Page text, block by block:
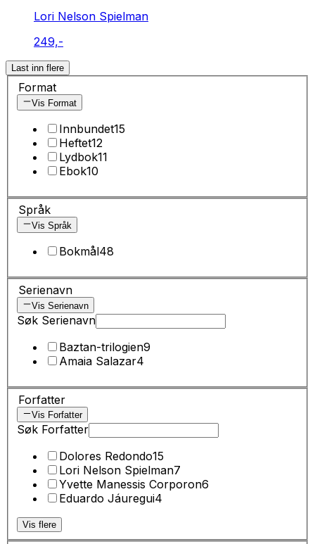
Lori Nelson Spielman
249,-
Last inn flere
Format
Vis Format
Innbundet15
Heftet12
Lydbok11
Ebok10
Språk
Vis Språk
Bokmål48
Serienavn
Vis Serienavn
Søk Serienavn
Baztan-trilogien9
Amaia Salazar4
Forfatter
Vis Forfatter
Søk Forfatter
Dolores Redondo15
Lori Nelson Spielman7
Yvette Manessis Corporon6
Eduardo Jáuregui4
Vis flere